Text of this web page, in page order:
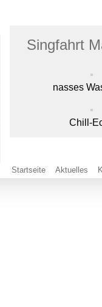
Singfahrt
nasses
Chill-
Startseite Aktuelles